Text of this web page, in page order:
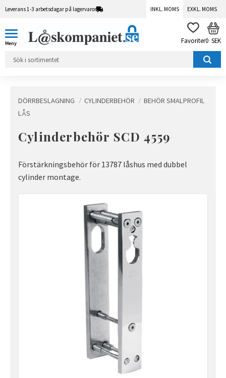
Leverans 1-3 arbetsdagar på lagervaror INKL. MOMS EXKL. MOMS
FAVORITER
0 SEK
DÖRRBESLAGNING CYLINDERBEHÖR
BEHÖR SMALPROFIL
LÅS
Cylinderbehör SCD 4559
Förstärkningsbehör för 13787 låshus med dubbel
cylinder montage.